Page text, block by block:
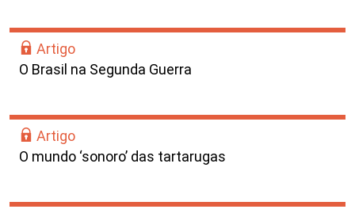
Artigo
O Brasil na Segunda Guerra
Artigo
O mundo ‘sonoro’ das tartarugas